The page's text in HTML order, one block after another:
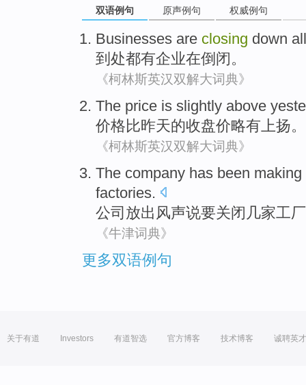
双语例句 原声例句 权威例句
Businesses are closing down all
到处都有企业在倒闭 。
《柯林斯英汉双解大词典》
The price is slightly above
价格比昨天的收盘价略有上扬。
《柯林斯英汉双解大词典》
The company has been
factories.
公司 放出 风声说要关闭 几家工厂
《牛津词典》
更多双语例句
关于有道 Investors 有道智选 官方博客 技术博客 诚聘英才